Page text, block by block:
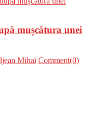
mușcătura unei
Mihai Comment(0)